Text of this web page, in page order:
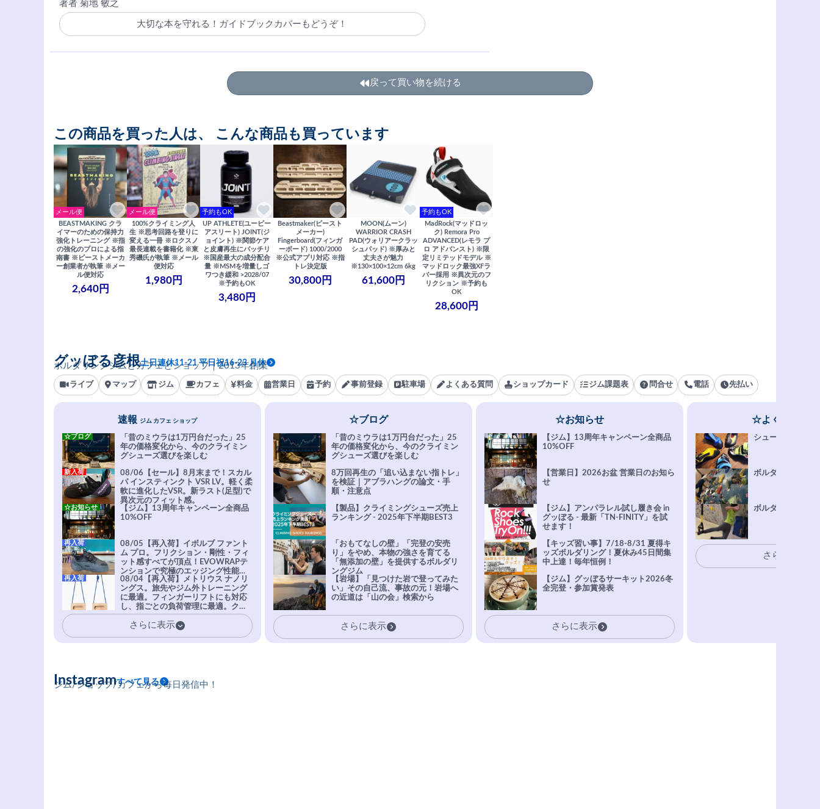
著者 菊地 敏之
大切な本を守れる！ガイドブックカバーもどうぞ！
戻って買い物を続ける
この商品を買った人は、 こんな商品も買っています
メール便
BEASTMAKING クラ
イマーのための保持力
強化トレーニング ※指
の強化のプロによる指
南書 ※ビーストメーカ
ー創業者が執筆 ※メー
ル便対応
2,640円
メール便
100%クライミング人
生 ※思考回路を登りに
変える一冊 ※ロクスノ
最長連載を書籍化 ※東
秀磯氏が執筆 ※メール
便対応
1,980円
予約もOK
UP ATHLETE(ユーピー
アスリート) JOINT(ジ
ョイント) ※関節ケア
と皮膚再生にバッチリ
※国産最大の成分配合
量 ※MSMを増量しゴ
ワつき緩和 >2028/07
※予約もOK
3,480円
Beastmaker(ビースト
メーカー)
Fingerboard(フィンガ
ーボード) 1000/2000
※公式アプリ対応 ※指
トレ決定版
30,800円
MOON(ムーン)
WARRIOR CRASH
PAD(ウォリアークラッ
シュパッド) ※厚みと
丈夫さが魅力
※130×100×12cm 6kg
61,600円
予約もOK
MadRock(マッドロッ
ク) Remora Pro
ADVANCED(レモラ プ
ロ アドバンスト) ※限
定リミテッドモデル ※
マッドロック最強XFラ
バー採用 ※異次元のフ
リクション ※予約も
OK
28,600円
ボルダリングジムとカフェとショップ｜2013年創業
グッぼる彦根土日連休11-21 平日祝16-23 月休
ライブ マップ ジム カフェ 料金 営業日 予約 事前登録 駐車場 よくある質問 ショップカード ジム課題表 問合せ 電話 先払い
速報 ジム カフェ ショップ
「昔のミウラは1万円台だった」25
年の価格変化から、今のクライミン
グシューズ選びを楽しむ
☆ブログ
08/06【セール】8月末まで！スカル
パ インスティンクト VSR LV。軽く柔
軟に進化したVSR。新ラスト(足型)で
異次元のフィット感。
新入荷
【ジム】13周年キャンペーン全商品
10%OFF
☆お知らせ
08/05【再入荷】イボルブ ファント
ム プロ。フリクション・剛性・フィ
ット感すべてが頂点！EVOWRAPテ
ンションで究極のエッジング性能を
実現。進化系ラバーEvo-74はTRAX
を凌駕する粘着力で極小ホールドに
安心感。
再入荷
08/04【再入荷】メトリウス ナノリ
ングス。旅先やジム外トレーニング
に最適。フィンガーリフトにも対応
し、指ごとの負荷管理に最適。クラ
イマーの指を本気で鍛えるギア。
再入荷
さらに表示
☆ブログ
「昔のミウラは1万円台だった」25
年の価格変化から、今のクライミン
グシューズ選びを楽しむ
8万回再生の「追い込まない指トレ」
を検証｜アブラハングの論文・手
順・注意点
【製品】クライミングシューズ売上
ランキング - 2025年下半期BEST3
「おもてなしの壁」「完登の安売
り」をやめ、本物の強さを育てる
「無添加の壁」を提供するボルダリ
ングジム
【岩場】「見つけた岩で登ってみた
い」その自己流、事故の元！岩場へ
の近道は「山の会」検索から
さらに表示
☆お知らせ
【ジム】13周年キャンペーン全商品
10%OFF
【営業日】2026お盆 営業日のお知ら
せ
【ジム】アンパラレル試し履き会 in
グッぼる - 最新「TN-FINITY」を試
せます！
【キッズ習い事】7/18-8/31 夏得キ
ッズボルダリング！夏休み45日間集
中上達！毎年恒例！
【ジム】グッぼるサーキット2026冬
全完登・参加賞発表
さらに表示
☆よくある質
シューズ選びFAQ
ボルダリング上達
ボルダリングトレ
さらに表示
ジム/ショップ/カフェから毎日発信中！
Instagramすべて見る